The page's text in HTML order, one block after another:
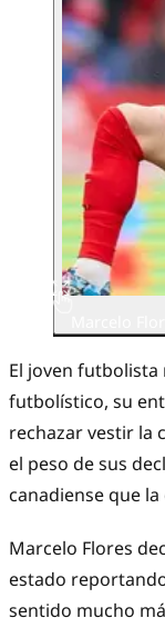
El joven
futbolístico, su
rechazar vestir la
el peso de sus
canadiense que
Marcelo Flores
estado
sentido mucho